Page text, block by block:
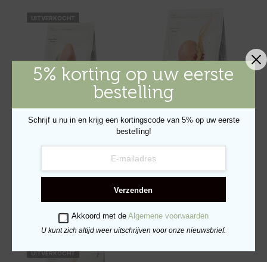
UITVERKOCHT
Verse Kip & Ginseng
UITVERKOCHT
5% korting op uw eerste
bestelling
Schrijf u nu in en krijg een kortingscode van 5% op uw eerste
bestelling!
Verzenden
Akkoord met deAlgemene voorwaarden
U kunt zich altijd weer uitschrijven voor onze nieuwsbrief.